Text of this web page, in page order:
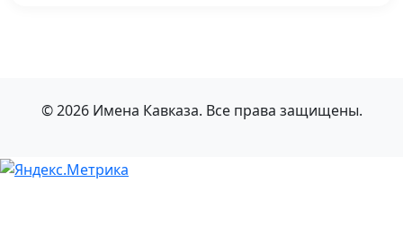
© 2026 Имена Кавказа. Все права защищены.